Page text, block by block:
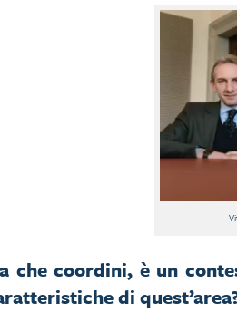
che coordini, è un
di